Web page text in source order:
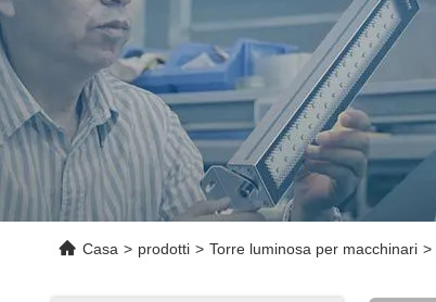
Casa > prodotti > Torre luminosa per macchinari >